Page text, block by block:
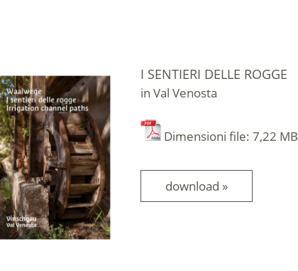
I SENTIERI DELLE ROGGE
in Val Venosta
Dimensioni file: 7,22 MB
download »